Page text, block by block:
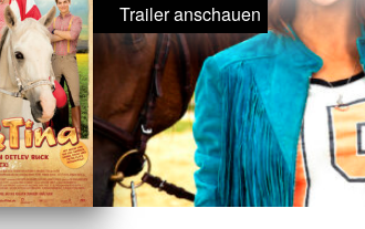
Trailer anschauen